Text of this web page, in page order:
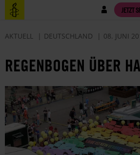
Direkt
zum
Benutzermenü JETZT
AKTUELL DEUTSCHLAND 08. JUNI
REGENBOGEN ÜBER